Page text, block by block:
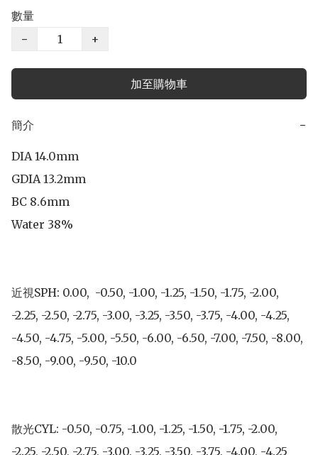
數量
−
+
加至購物車
簡介 −
DIA 14.0mm
GDIA 13.2mm
BC 8.6mm
Water 38%
近視SPH: 0.00,  -0.50, -1.00, -1.25, -1.50, -1.75, -2.00,
-2.25, -2.50, -2.75, -3.00, -3.25, -3.50, -3.75, -4.00, -4.25,
-4.50, -4.75, -5.00, -5.50, -6.00, -6.50, -7.00, -7.50, -8.00,
-8.50, -9.00, -9.50, -10.0
散光CYL: -0.50, -0.75, -1.00, -1.25, -1.50, -1.75, -2.00,
-2.25, -2.50, -2.75, -3.00, -3.25, -3.50, -3.75, -4.00, -4.25